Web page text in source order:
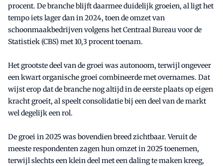
procent. De branche blijft daarmee duidelijk groeien, al ligt het
tempo iets lager dan in 2024, toen de omzet van
schoonmaakbedrijven volgens het Centraal Bureau voor de
Statistiek (CBS) met 10,3 procent toenam.
Het grootste deel van de groei was autonoom, terwijl ongeveer
een kwart organische groei combineerde met overnames. Dat
wijst erop dat de branche nog altijd in de eerste plaats op eigen
kracht groeit, al speelt consolidatie bij een deel van de markt
wel degelijk een rol.
De groei in 2025 was bovendien breed zichtbaar. Veruit de
meeste respondenten zagen hun omzet in 2025 toenemen,
terwijl slechts een klein deel met een daling te maken kreeg,